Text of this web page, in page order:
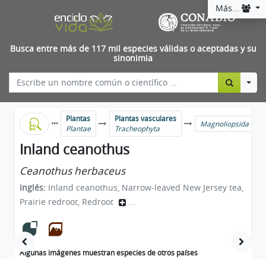
Más...
Busca entre más de 117 mil especies válidas o aceptadas y su
sinonimia
Plantas
Plantae
Plantas vasculares
Tracheophyta
Magnoliopsida
Inland ceanothus
Ceanothus herbaceus
Inglés: Inland ceanothus, Narrow-leaved New Jersey tea,
Prairie redroot, Redroot
...
Algunas imágenes muestran especies de otros países